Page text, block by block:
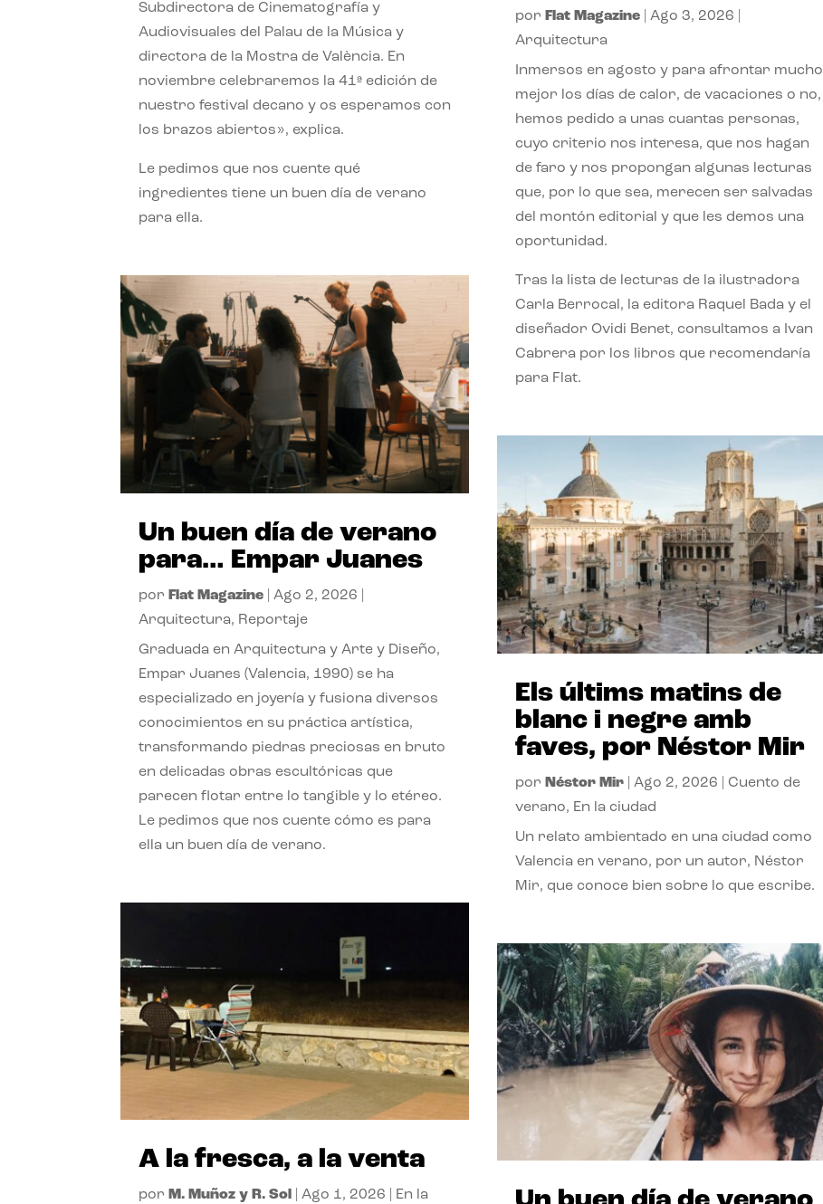
Subdirectora de Cinematografía y
Audiovisuales del Palau de la Música y
directora de la Mostra de València. En
noviembre celebraremos la 41ª edición de
nuestro festival decano y os esperamos con
los brazos abiertos», explica.
Le pedimos que nos cuente qué
ingredientes tiene un buen día de verano
para ella.
Un buen día de verano
para… Empar Juanes
por Flat Magazine |Ago 2, 2026
Arquitectura, Reportaje
Graduada en Arquitectura y Arte y Diseño,
Empar Juanes (Valencia, 1990) se ha
especializado en joyería y fusiona diversos
conocimientos en su práctica artística,
transformando piedras preciosas en bruto
en delicadas obras escultóricas que
parecen flotar entre lo tangible y lo etéreo.
Le pedimos que nos cuente cómo es para
ella un buen día de verano.
A la fresca, a la venta
por M. Muñoz y R. Sol |Ago 1, 2026 En la
por Flat Magazine| Ago 3, 2026
Arquitectura
Inmersos en agosto y para afrontar mucho
mejor los días de calor, de vacaciones o no,
hemos pedido a unas cuantas personas,
cuyo criterio nos interesa, que nos hagan
de faro y nos propongan algunas lecturas
que, por lo que sea, merecen ser salvadas
del montón editorial y que les demos una
oportunidad.
Tras la lista de lecturas de la ilustradora
Carla Berrocal, la editora Raquel Bada y el
diseñador Ovidi Benet, consultamos a Ivan
Cabrera por los libros que recomendaría
para Flat.
Els últims matins de
blanc i negre amb
faves, por Néstor Mir
por Néstor Mir| Ago 2, 2026
Cuento de
verano, En la ciudad
Un relato ambientado en una ciudad como
Valencia en verano, por un autor, Néstor
Mir, que conoce bien sobre lo que escribe.